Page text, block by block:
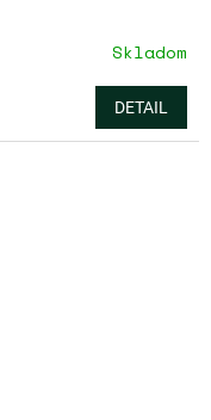
Skladom
DETAIL